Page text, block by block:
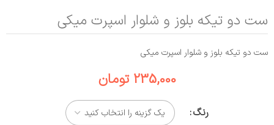
ست دو تیکه بلوز و شلوار اسپرت میکی
ست دو تیکه بلوز و شلوار اسپرت میکی
235,000 تومان
رنگ